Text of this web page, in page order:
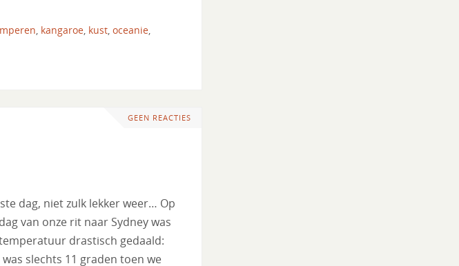
, kangaroe, kust, oceanie,
GEEN REACTIES
dag, niet zulk lekker weer… Op
van onze rit naar Sydney was
drastisch gedaald:
slechts 11 graden toen we